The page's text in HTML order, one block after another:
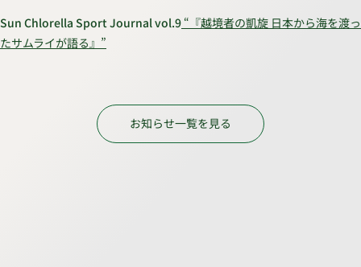
Sun Chlorella Sport Journal vol.9 “『越境者の凱旋 日本から海を渡っ
たサムライが語る』”
お知らせ一覧を見る